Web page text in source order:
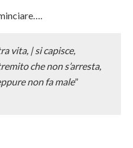
vita, | si capisce,
che non s’arresta,
non fa male”